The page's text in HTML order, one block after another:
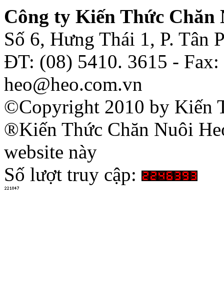
Công ty Kiến Thức Chăn
Số 6, Hưng Thái 1, P. Tân
ĐT: (08) 5410. 3615 -
heo@heo.com.vn
©Copyright 2010 by Kiến
®Kiến Thức Chăn Nuôi
website này
Số lượt truy cập: